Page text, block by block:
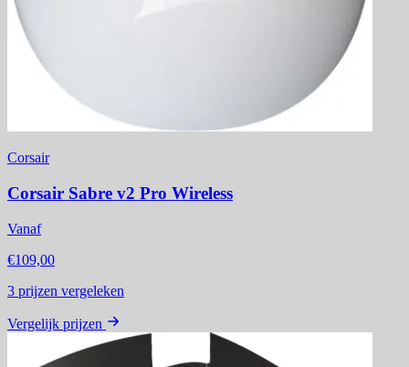
Corsair
Corsair Sabre v2 Pro Wireless
Vanaf
€109,00
3 prijzen vergeleken
Vergelijk prijzen